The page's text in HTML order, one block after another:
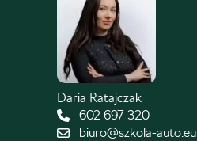
Daria Ratajczak
602 697 320
biuro@szkola-auto.eu